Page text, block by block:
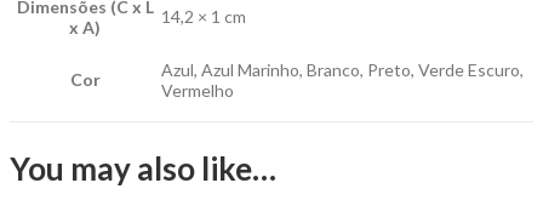
Dimensões (C x L
x A)
14,2 × 1 cm
Cor
Azul, Azul Marinho, Branco, Preto, Verde Escuro,
Vermelho
You may also like…